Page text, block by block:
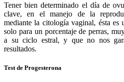
Tener bien determinado el día de
clave, en el manejo de la
mediante la citología vaginal, ésta es
solo para un porcentaje de perras,
a su ciclo estral, y que no nos
resultados.
Test de Progesterona